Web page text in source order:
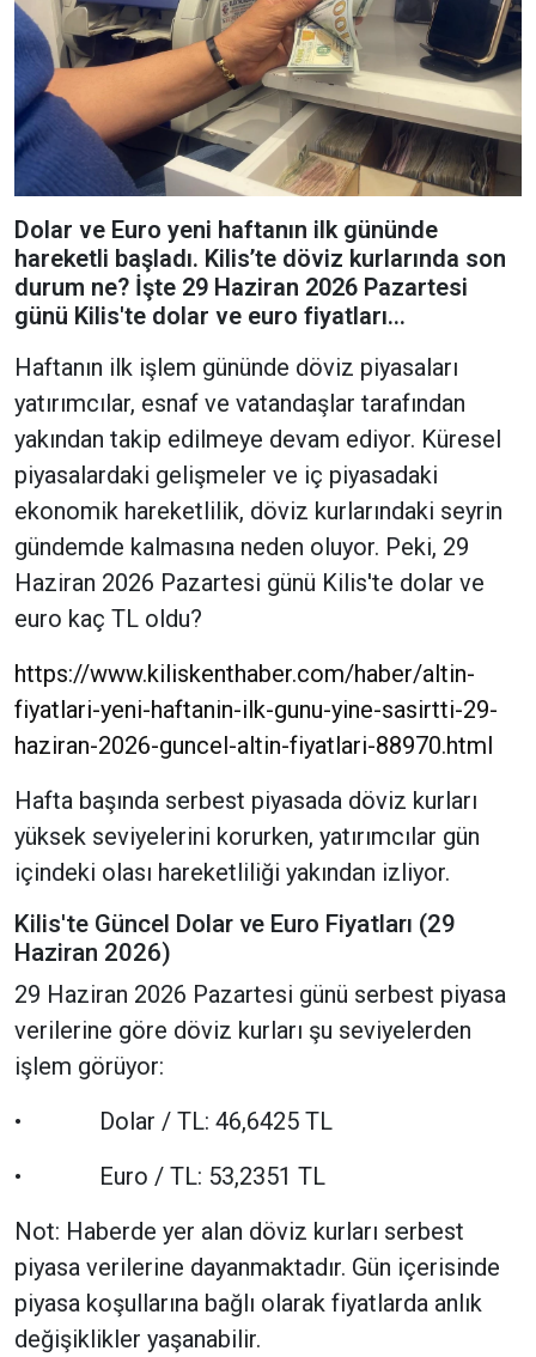
Dolar ve Euro yeni haftanın ilk gününde
hareketli başladı. Kilis’te döviz kurlarında son
durum ne? İşte 29 Haziran 2026 Pazartesi
günü Kilis'te dolar ve euro fiyatları…
Haftanın ilk işlem gününde döviz piyasaları
yatırımcılar, esnaf ve vatandaşlar tarafından
yakından takip edilmeye devam ediyor. Küresel
piyasalardaki gelişmeler ve iç piyasadaki
ekonomik hareketlilik, döviz kurlarındaki seyrin
gündemde kalmasına neden oluyor. Peki, 29
Haziran 2026 Pazartesi günü Kilis'te dolar ve
euro kaç TL oldu?
https://www.kiliskenthaber.com/haber/altin-
fiyatlari-yeni-haftanin-ilk-gunu-yine-sasirtti-29-
haziran-2026-guncel-altin-fiyatlari-88970.html
Hafta başında serbest piyasada döviz kurları
yüksek seviyelerini korurken, yatırımcılar gün
içindeki olası hareketliliği yakından izliyor.
Kilis'te Güncel Dolar ve Euro Fiyatları (29
Haziran 2026)
29 Haziran 2026 Pazartesi günü serbest piyasa
verilerine göre döviz kurları şu seviyelerden
işlem görüyor:
• Dolar / TL: 46,6425 TL
• Euro / TL: 53,2351 TL
Not: Haberde yer alan döviz kurları serbest
piyasa verilerine dayanmaktadır. Gün içerisinde
piyasa koşullarına bağlı olarak fiyatlarda anlık
değişiklikler yaşanabilir.